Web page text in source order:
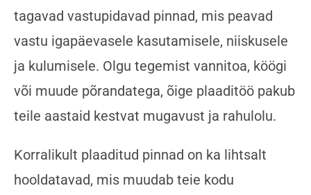
tagavad vastupidavad pinnad, mis peavad
vastu igapäevasele kasutamisele, niiskusele
ja kulumisele. Olgu tegemist vannitoa, köögi
või muude põrandatega, õige plaaditöö pakub
teile aastaid kestvat mugavust ja rahulolu.
Korralikult plaaditud pinnad on ka lihtsalt
hooldatavad, mis muudab teie kodu